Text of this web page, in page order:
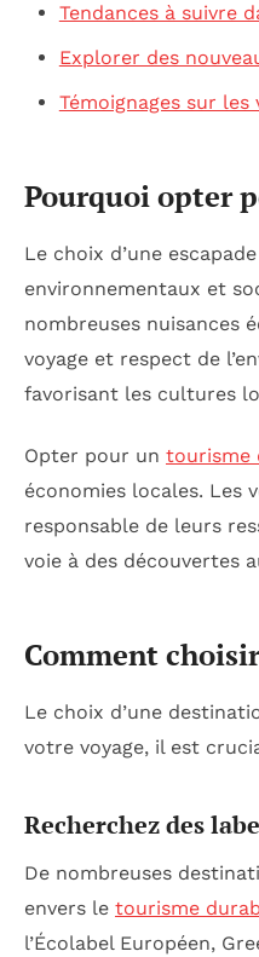
Tendances à suivre
Explorer des
Témoignages sur
Pourquoi opter
Le choix d’une
environnementaux et
nombreuses nuisances
voyage et respect de
favorisant les cultures
Opter pour un tourisme
économies locales. Les
responsable de leurs
voie à des découvertes
Comment
Le choix d’une
votre voyage, il est
Recherchez des
De nombreuses
envers le tourisme
l’Écolabel Européen,